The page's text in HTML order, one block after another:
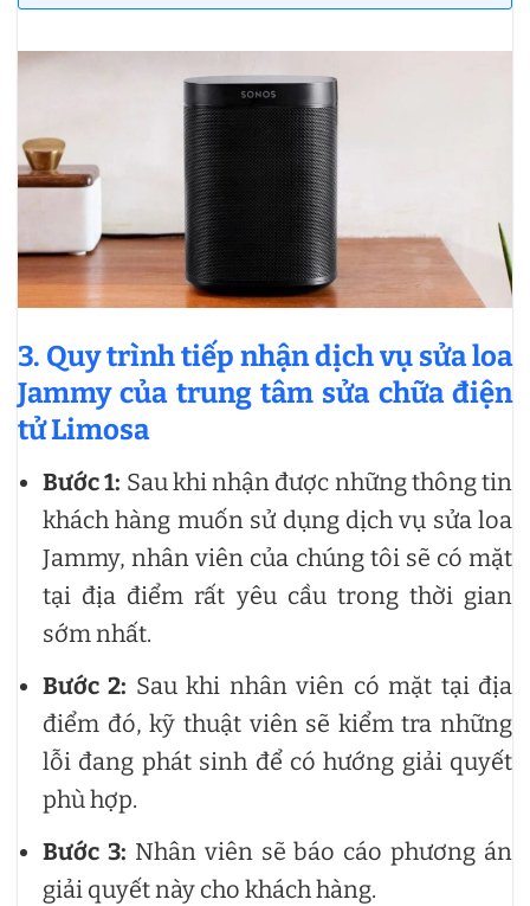
3. Quy trình tiếp nhận dịch vụ sửa loa
Jammy của trung tâm sửa chữa điện
tử Limosa
Bước 1: Sau khi nhận được những thông tin
khách hàng muốn sử dụng dịch vụ sửa loa
Jammy, nhân viên của chúng tôi sẽ có mặt
tại địa điểm rất yêu cầu trong thời gian
sớm nhất.
Bước 2: Sau khi nhân viên có mặt tại địa
điểm đó, kỹ thuật viên sẽ kiểm tra những
lỗi đang phát sinh để có hướng giải quyết
phù hợp.
Bước 3: Nhân viên sẽ báo cáo phương án
giải quyết này cho khách hàng.